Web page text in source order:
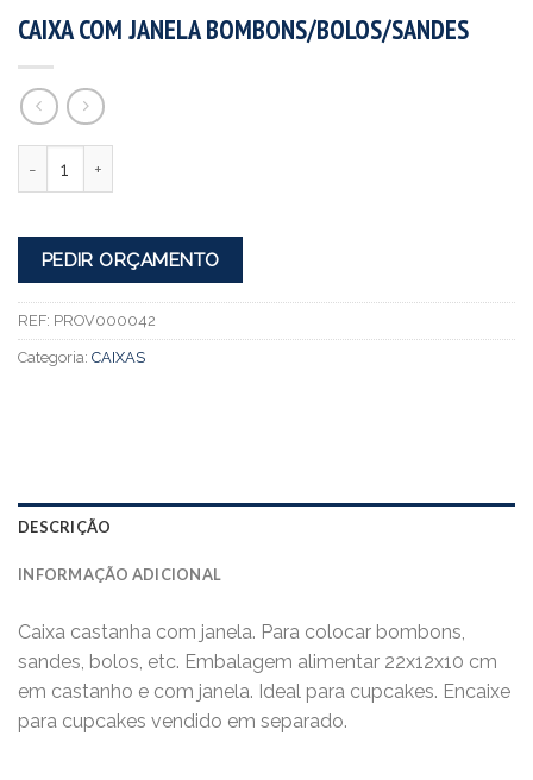
CAIXA COM JANELA BOMBONS/BOLOS/SANDES
PEDIR ORÇAMENTO
REF: PROV000042
Categoria: CAIXAS
DESCRIÇÃO
INFORMAÇÃO ADICIONAL
Caixa castanha com janela. Para colocar bombons,
sandes, bolos, etc. Embalagem alimentar 22x12x10 cm
em castanho e com janela. Ideal para cupcakes. Encaixe
para cupcakes vendido em separado.